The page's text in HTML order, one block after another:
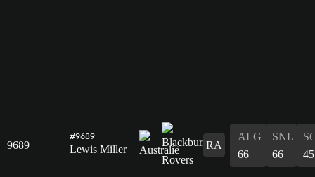
9689
#9689
Lewis Miller RA
ALG
66
SNL
66
45